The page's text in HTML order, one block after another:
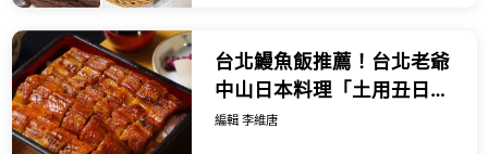
台北鰻魚飯推薦！台北老爺
中山日本料理「土用丑日」
限定鰻魚飯三吃免千元。
編輯 李維唐